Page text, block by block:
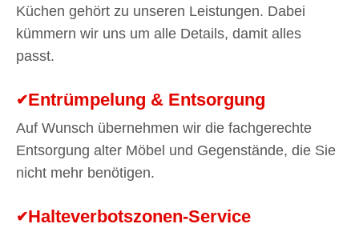
Küchen gehört zu unseren Leistungen. Dabei
kümmern wir uns um alle Details, damit alles
passt.
Entrümpelung & Entsorgung
Auf Wunsch übernehmen wir die fachgerechte
Entsorgung alter Möbel und Gegenstände, die Sie
nicht mehr benötigen.
Halteverbotszonen-Service